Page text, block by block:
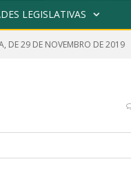
LEGISLATIVAS
DE 29 DE NOVEMBRO DE 2019